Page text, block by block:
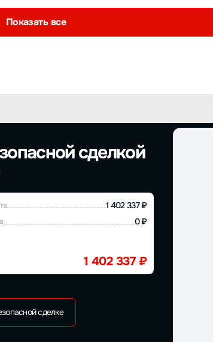
Показать все
сделкой
1 402 337 ₽
0 ₽
1 402 337 ₽
сделке